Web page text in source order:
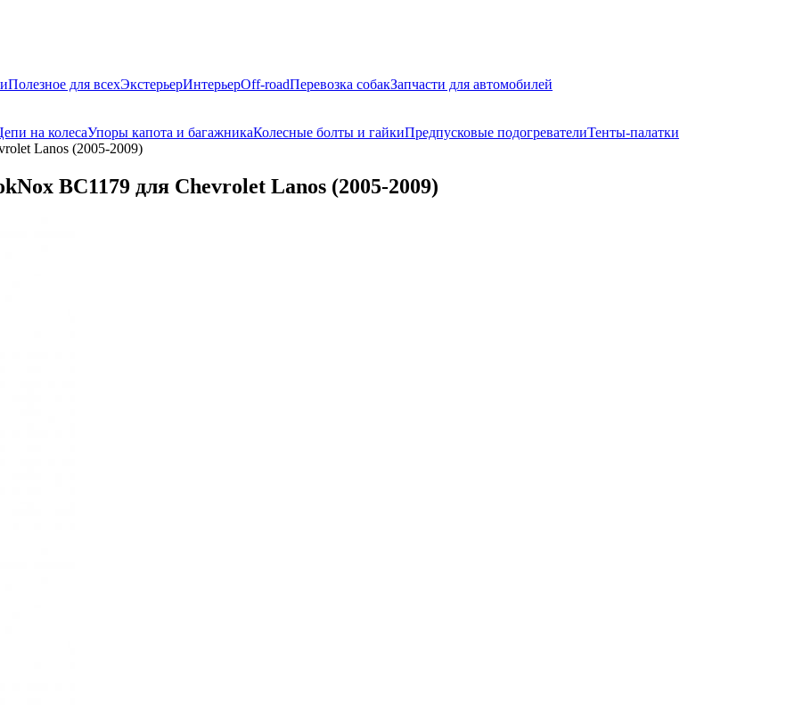
Полезное для всехЭкстерьерИнтерьерOff-roadПеревозка собакЗапчасти для автомобилей
на колесаУпоры капота и багажникаКолесные болты и гайкиПредпусковые подогревателиТенты-палатки
Lanos (2005-2009)
BC1179 для Chevrolet Lanos (2005-2009)